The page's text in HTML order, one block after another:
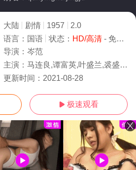
大陆 剧情 1957
2.0
语言： 国语 状态： HD/高清- 免费在线观看
导演： 岑范
主演： 马连良,谭富英,叶盛兰,裘盛戎,袁世海
更新时间： 2021-08-28
 极速观看